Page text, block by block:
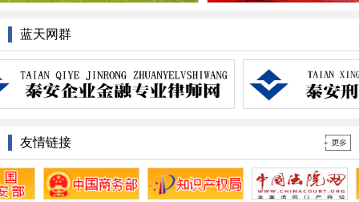
蓝天网群
友情链接